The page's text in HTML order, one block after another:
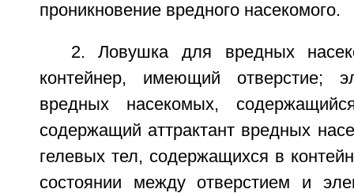
проникновение вредного насекомого.
2. Ловушка для вредных
контейнер, имеющий отверстие;
вредных насекомых,
содержащий аттрактант вредных
гелевых тел, содержащихся в
состоянии между отверстием и